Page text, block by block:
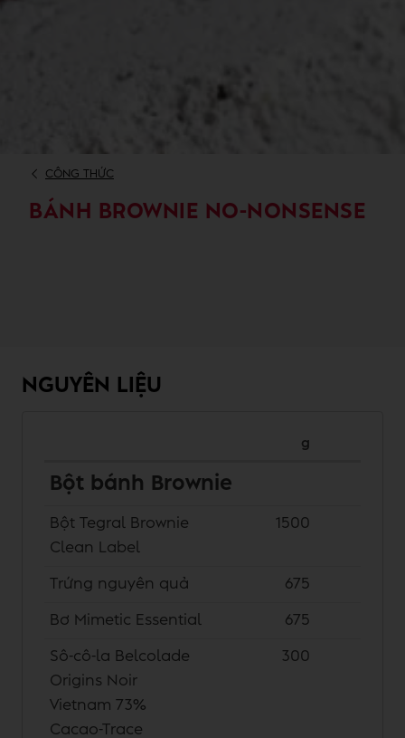
CÔNG THỨC
BÁNH BROWNIE NO-NONSENSE
NGUYÊN LIỆU
g
Bột bánh Brownie
Bột Tegral Brownie
Clean Label
1500
Trứng nguyên quả 675
Bơ Mimetic Essential 675
Sô-cô-la Belcolade
Origins Noir
Vietnam 73%
Cacao-Trace
300